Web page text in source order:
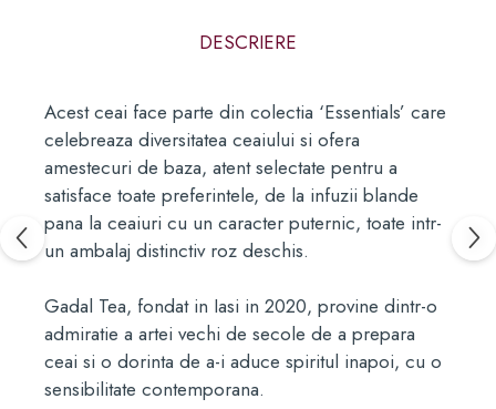
DESCRIERE
Acest ceai face parte din colectia ‘Essentials’ care
celebreaza diversitatea ceaiului si ofera
amestecuri de baza, atent selectate pentru a
satisface toate preferintele, de la infuzii blande
pana la ceaiuri cu un caracter puternic, toate intr-
un ambalaj distinctiv roz deschis.
Gadal Tea, fondat in Iasi in 2020, provine dintr-o
admiratie a artei vechi de secole de a prepara
ceai si o dorinta de a-i aduce spiritul inapoi, cu o
sensibilitate contemporana.